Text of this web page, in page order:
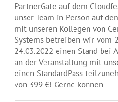
PartnerGate auf dem
unser Team in Person auf
mit unseren Kollegen von
Systems betreiben wir vom
24.03.2022 einen Stand bei
an der Veranstaltung mit
einen StandardPass
von 399 €! Gerne können